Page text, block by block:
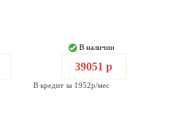
В наличии
39051 р
В кредит за 1952р/мес